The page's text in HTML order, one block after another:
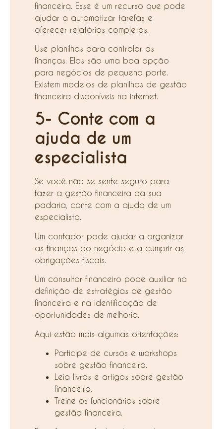
financeira. Esse é um recurso que pode
ajudar a automatizar tarefas e
oferecer relatórios completos.
Use planilhas para controlar as
finanças. Elas são uma boa opção
para negócios de pequeno porte.
Existem modelos de planilhas de gestão
financeira disponíveis na internet.
5- Conte com a
ajuda de um
especialista
Se você não se sente seguro para
fazer a gestão financeira da sua
padaria, conte com a ajuda de um
especialista.
Um contador pode ajudar a organizar
as finanças do negócio e a cumprir as
obrigações fiscais.
Um consultor financeiro pode auxiliar na
definição de estratégias de gestão
financeira e na identificação de
oportunidades de melhoria.
Aqui estão mais algumas orientações:
Participe de cursos e workshops
sobre gestão financeira.
Leia livros e artigos sobre gestão
financeira.
Treine os funcionários sobre
gestão financeira.